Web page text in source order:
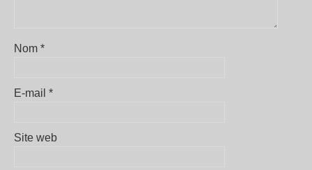
Nom *
E-mail *
Site web